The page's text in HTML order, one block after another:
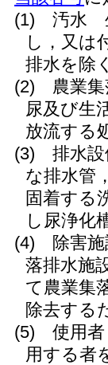
(1)
汚水
し，又は
排水を除
(2)
農業
尿及び生
放流する
(3)
排水
な排水管
固着する
し尿浄化
(4)
除害
落排水施
て農業集
除去する
(5)
使用
用する者